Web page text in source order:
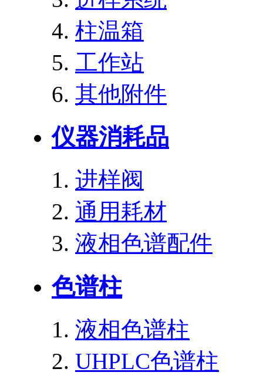
柱温箱
工作站
其他附件
仪器消耗品
进样阀
通用耗材
液相色谱配件
色谱柱
液相色谱柱
UHPLC色谱柱